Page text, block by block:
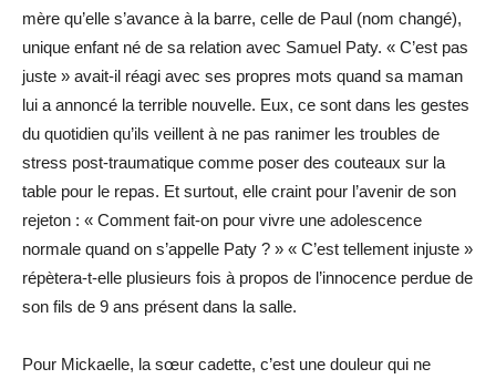
mère qu’elle s’avance à la barre, celle de Paul (nom changé),
unique enfant né de sa relation avec Samuel Paty. « C’est pas
juste » avait-il réagi avec ses propres mots quand sa maman
lui a annoncé la terrible nouvelle. Eux, ce sont dans les gestes
du quotidien qu’ils veillent à ne pas ranimer les troubles de
stress post-traumatique comme poser des couteaux sur la
table pour le repas. Et surtout, elle craint pour l’avenir de son
rejeton : « Comment fait-on pour vivre une adolescence
normale quand on s’appelle Paty ? » « C’est tellement injuste »
répètera-t-elle plusieurs fois à propos de l’innocence perdue de
son fils de 9 ans présent dans la salle.
Pour Mickaelle, la sœur cadette, c’est une douleur qui ne